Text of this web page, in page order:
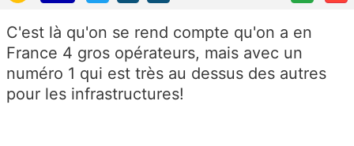
C'est là qu'on se rend compte qu'on a en
France 4 gros opérateurs, mais avec un
numéro 1 qui est très au dessus des autres
pour les infrastructures!